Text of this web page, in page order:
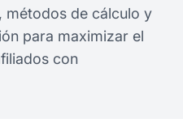
métodos de cálculo y
para maximizar el
con